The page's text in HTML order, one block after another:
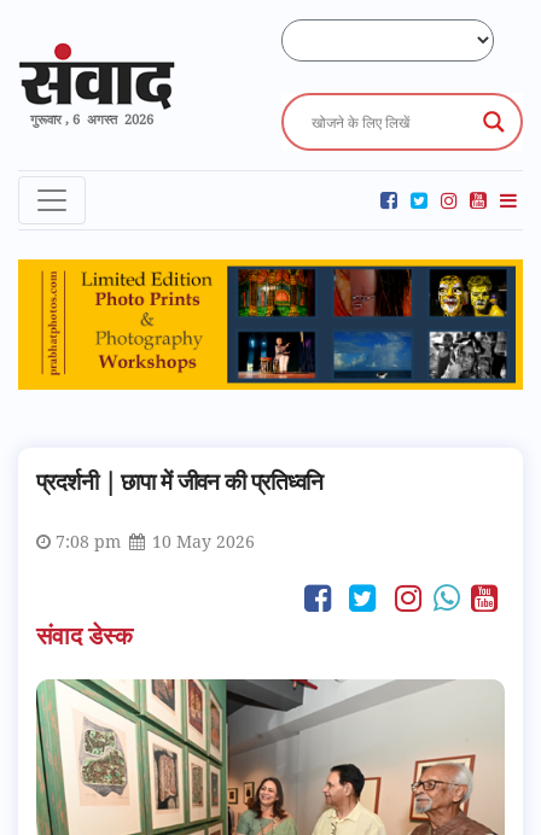
गुरूवार , 6 अगस्त 2026
प्रदर्शनी | छापा में जीवन की प्रतिध्वनि
7:08 pm 10 May 2026
संवाद डेस्क